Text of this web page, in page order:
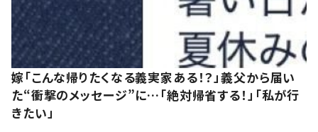
嫁「こんな帰りたくなる義実家ある！？」義父から届い
た“衝撃のメッセージ”に…「絶対帰省する！」「私が行
きたい」